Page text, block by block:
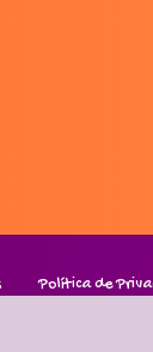
Política de